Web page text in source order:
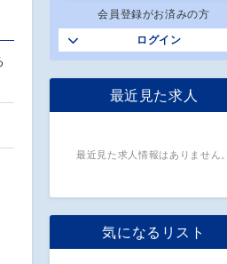
会員登録がお済みの方
ログイン
最近見た求人
最近見た求人情報はありません。
気になるリスト